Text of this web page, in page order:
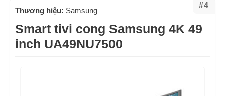
#4
Thương hiệu: Samsung
Smart tivi cong Samsung 4K 49
inch UA49NU7500